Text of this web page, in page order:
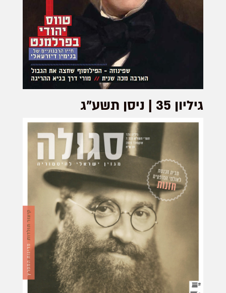
גיליון 35 | ניסן תשע"ג